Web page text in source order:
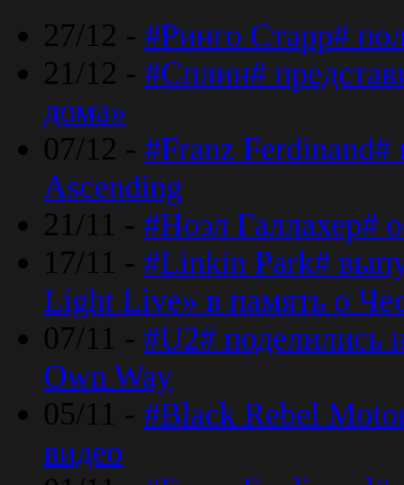
27/12 - #Ринго Старр#
21/12 - #Сплин#
дома»
07/12 - #Franz
Ascending
21/11 - #Ноэл Галлахер#
17/11 - #Linkin Park#
Light Live» в память о
07/11 - #U2#
Own Way
05/11 - #Black Rebel
видео